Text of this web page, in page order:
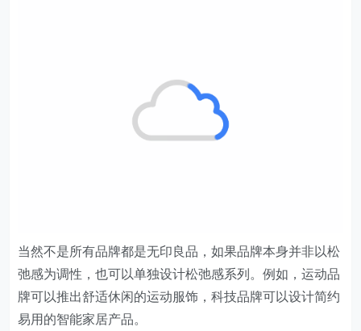
当然不是所有品牌都是无印良品，如果品牌本身并非以松
弛感为调性，也可以单独设计松弛感系列。例如，运动品
消费体验是松弛感营销非常重要的部分，尤其是线下品
牌，其优势就在于能够通过环境营造让消费者放松。
早年，星巴克通过“第三空间”的理念成功实践了松弛感营
销（虽然如今早已因为拥挤不再是“第三空间”）。